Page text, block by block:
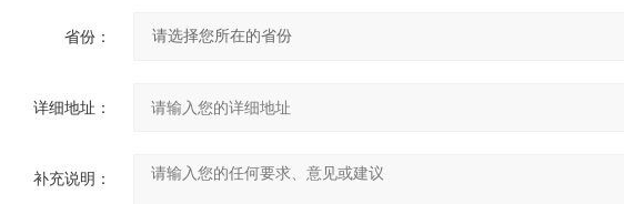
省份：
详细地址：
补充说明：